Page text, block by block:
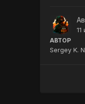
АВТОР
Sergey K.